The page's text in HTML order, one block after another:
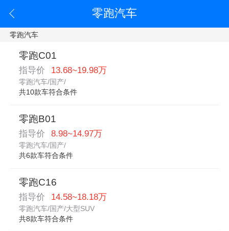
零跑汽车
零跑汽车
零跑C01
指导价 13.68~19.98万
零跑汽车/国产/
共10款车符合条件
零跑B01
指导价 8.98~14.97万
零跑汽车/国产/
共6款车符合条件
零跑C16
指导价 14.58~18.18万
零跑汽车/国产/大型SUV
共8款车符合条件